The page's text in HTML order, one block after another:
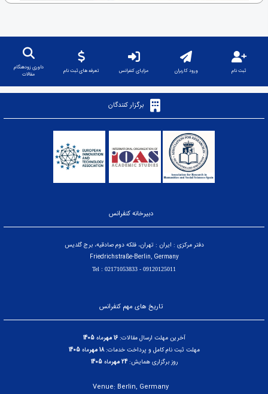
ثبت نام ورود کاربران مزایای کنفرانس تعرفه های ثبت نام
داوری زودهنگام
مقالات
برگزار کنندگان
دبیرخانه کنفرانس
دفتر مرکزی : ایران : تهران، فلکه دوم صادقیه، برج گلدیس
Friedrichstraße-Berlin, Germany
09120125011 - Tel : 02171053833
تاریخ های مهم کنفرانس
آخرین مهلت ارسال مقالات:16 مهر ماه1405
مهلت ثبت نام کامل و پرداخت خدمات:18 مهر ماه1405
روز برگزاری همایش:24 مهر ماه1405
Venue: Berlin, Germany